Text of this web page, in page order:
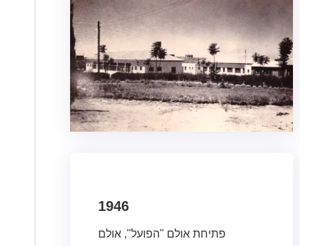
1946
פתיחת אולם "הפועל", אולם